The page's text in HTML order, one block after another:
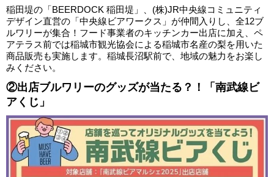
稲田堤の「BEERDOCK 稲田堤」、(株)JR中央線コミュニティ
デザイン直営の「中央線ビアワークス」が仲間入りし、全12ブ
ルワリーが集合！フード事業者のキッチンカー出店に加え、ペ
アテラス前では稲城市観光協会による稲城市名産の梨を用いた
商品販売も実施します。稲城長沼駅前で、地域の魅力をお楽し
みください。
②出店ブルワリーのグッズが当たる？！「南武線ビ
アくじ」